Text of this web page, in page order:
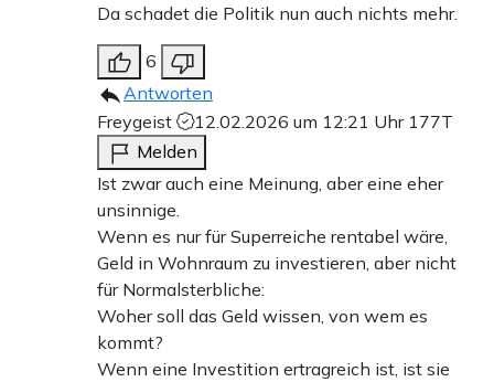
Da schadet die Politik nun auch nichts mehr.
6
Antworten
Freygeist
12.02.2026 um 12:21 Uhr 177T
Melden
Ist zwar auch eine Meinung, aber eine eher
unsinnige.
Wenn es nur für Superreiche rentabel wäre,
Geld in Wohnraum zu investieren, aber nicht
für Normalsterbliche:
Woher soll das Geld wissen, von wem es
kommt?
Wenn eine Investition ertragreich ist, ist sie